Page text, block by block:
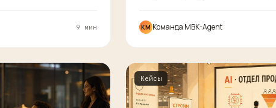
9 мин КM Команда MBK-Agent
Кейсы